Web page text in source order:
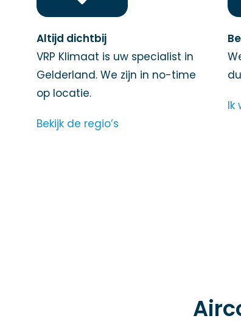
Altijd dichtbij
VRP Klimaat is uw specialist in
Gelderland. We zijn in no-time
op locatie.
Bekijk de regio’s
Ik